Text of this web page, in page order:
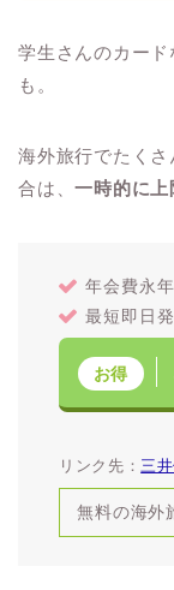
学生さんのカード
も。
海外旅行でたく
合は、一時的に上
年会費永年
最短即日発
お得
リンク先： 三
無料の海外